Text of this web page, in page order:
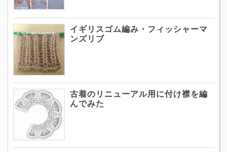
イギリスゴム編み・フィッシャーマ
ンズリブ
古着のリニューアル用に付け襟を編
んでみた